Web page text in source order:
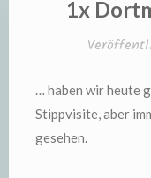
1x
… haben wir heute
Stippvisite, aber
gesehen.